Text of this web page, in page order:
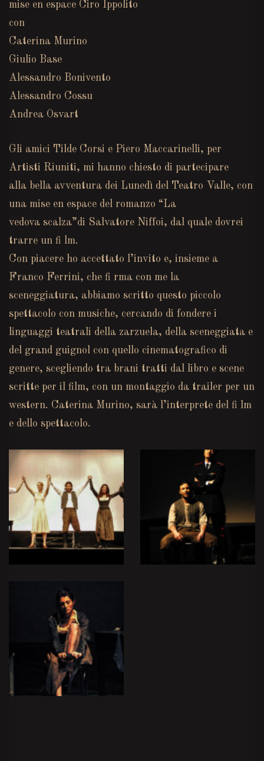
mise en espace Ciro Ippolito
con
Caterina Murino
Giulio Base
Alessandro Bonivento
Alessandro Cossu
Andrea Osvart
Gli amici Tilde Corsi e Piero Maccarinelli, per
Artisti Riuniti, mi hanno chiesto di partecipare
alla bella avventura dei Lunedì del Teatro Valle, con
una mise en espace del romanzo “La
vedova scalza”di Salvatore Niffoi, dal quale dovrei
trarre un fi lm.
Con piacere ho accettato l’invito e, insieme a
Franco Ferrini, che fi rma con me la
sceneggiatura, abbiamo scritto questo piccolo
spettacolo con musiche, cercando di fondere i
linguaggi teatrali della zarzuela, della sceneggiata e
del grand guignol con quello cinematografico di
genere, scegliendo tra brani tratti dal libro e scene
scritte per il film, con un montaggio da trailer per un
western. Caterina Murino, sarà l’interprete del fi lm
e dello spettacolo.